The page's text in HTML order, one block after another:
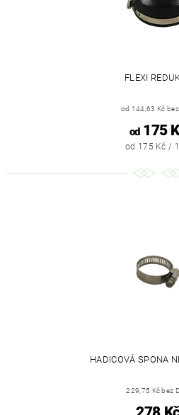
FLEXI
od 144,63 Kč
od175
od 175 Kč /
HADICOVÁ SPONA
229,75 Kč bez